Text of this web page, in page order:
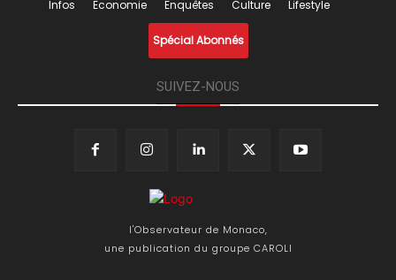
Infos Economie Enquêtes Culture Lifestyle
Spécial Abonnés
SUIVEZ-NOUS
l'Observateur de Monaco,
une publication du groupe CAROLI